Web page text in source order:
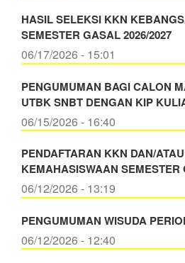
HASIL SELEKSI KKN
SEMESTER GASAL 2026/2027
06/17/2026 - 15:01
PENGUMUMAN BAGI CALON
UTBK SNBT DENGAN KIP
06/15/2026 - 16:40
PENDAFTARAN KKN DAN/
KEMAHASISWAAN
06/12/2026 - 13:19
PENGUMUMAN WISUDA
06/12/2026 - 12:40